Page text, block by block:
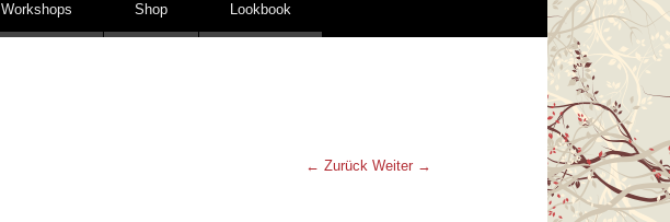
Workshops Shop Lookbook
← Zurück Weiter →